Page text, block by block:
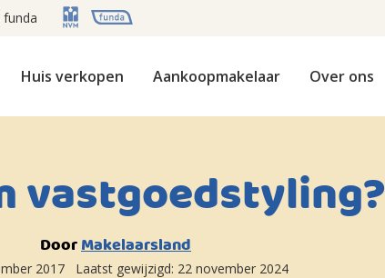
Huis verkopen Aankoopmakelaar Over ons
vastgoedstyling?
DoorMakelaarsland
2017 Laatst gewijzigd: 22 november 2024